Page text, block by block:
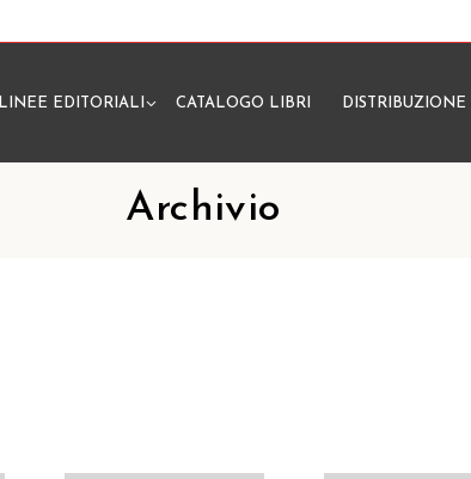
LINEE EDITORIALI CATALOGO LIBRI DISTRIBUZIONE
Archivio